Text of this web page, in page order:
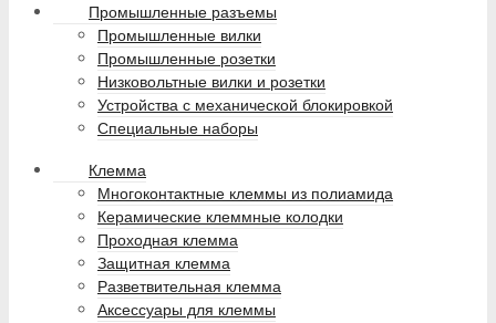
Промышленные разъемы
Промышленные вилки
Промышленные розетки
Низковольтные вилки и розетки
Устройства с механической блокировкой
Специальные наборы
Клемма
Многоконтактные клеммы из полиамида
Керамические клеммные колодки
Проходная клемма
Защитная клемма
Разветвительная клемма
Аксессуары для клеммы